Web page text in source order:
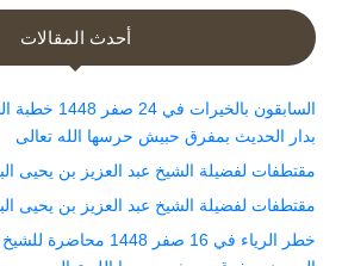
أحدث المقالات
السابقون
بدار الحديث بمفرق حبيش حرسها الله تعالى
مقتطفات لفضيلة الشيخ عبد العزيز بن يحيى
مقتطفات لفضيلة الشيخ عبد العزيز بن يحيى
خطر الرياء في 16 صفر 1448